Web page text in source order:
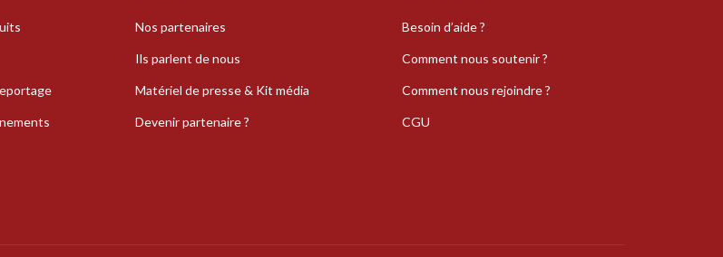
Nos partenaires
Ils parlent de nous
Matériel de presse & Kit média
Devenir partenaire ?
Besoin d’aide ?
Comment nous soutenir ?
Comment nous rejoindre ?
CGU